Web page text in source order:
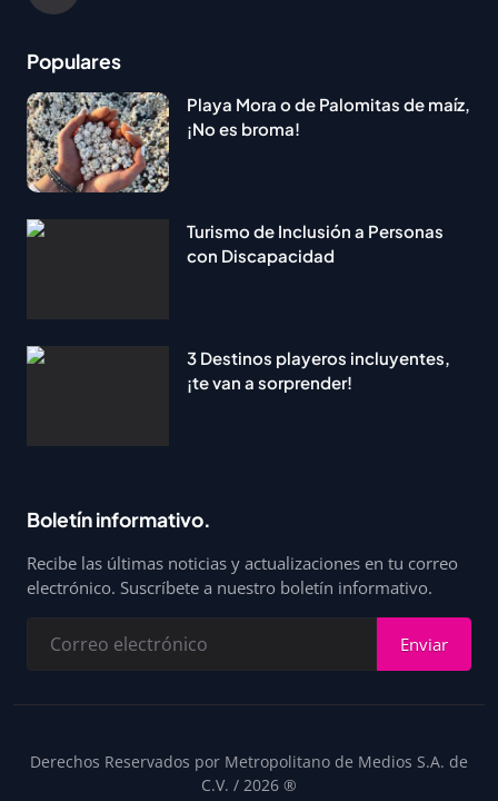
Populares
Playa Mora o de Palomitas de maíz,
¡No es broma!
Turismo de Inclusión a Personas
con Discapacidad
3 Destinos playeros incluyentes,
¡te van a sorprender!
Boletín informativo.
Recibe las últimas noticias y actualizaciones en tu correo
electrónico. Suscríbete a nuestro boletín informativo.
Enviar
Derechos Reservados por Metropolitano de Medios S.A. de
C.V. / 2026 ®